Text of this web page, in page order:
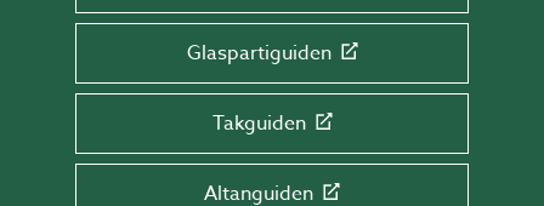
Glaspartiguiden
Takguiden
Altanguiden